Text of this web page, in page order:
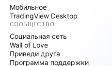
Мобильное
TradingView Desktop
СООБЩЕСТВО
Социальная сеть
Wall of Love
Приведи друга
Программа поддержки